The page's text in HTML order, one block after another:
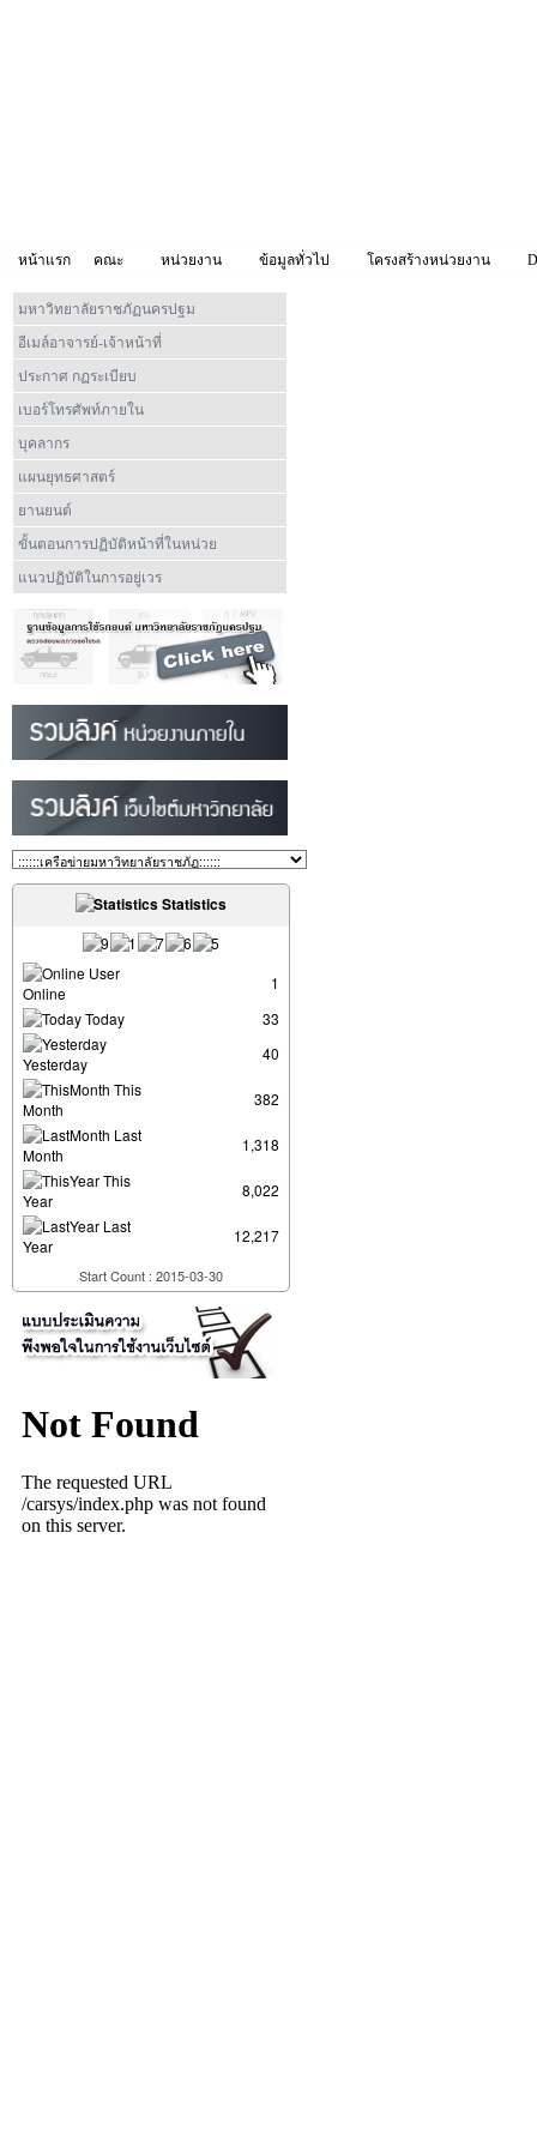
หน้าแรก คณะ หน่วยงาน ข้อมูลทั่วไป โครงสร้างหน่วยงาน
มหาวิทยาลัยราชภัฏนครปฐม
อีเมล์อาจารย์-เจ้าหน้าที่
ประกาศ กฏระเบียบ
เบอร์โทรศัพท์ภายใน
บุคลากร
แผนยุทธศาสตร์
ยานยนต์
ขั้นตอนการปฏิบัติหน้าที่ในหน่วย
แนวปฏิบัติในการอยู่เวร
Statistics
User
Online
1
Today
33
Yesterday
40
This
Month
382
Last
Month
1,318
This
Year
8,022
Last
Year
12,217
Start Count : 2015-03-30